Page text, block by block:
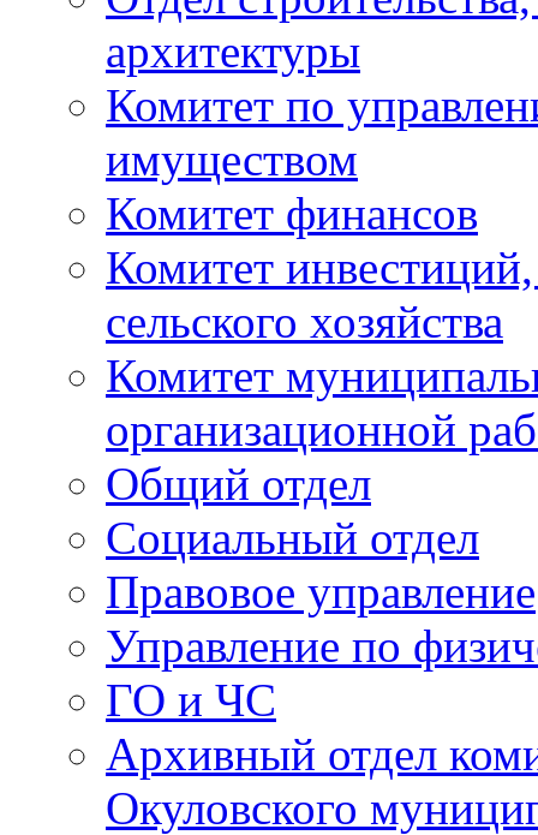
архитектуры
Комитет по
имуществом
Комитет финансов
Комитет
сельского хозяйства
Комитет
организационной
Общий отдел
Социальный отдел
Правовое управление
Управление по
ГО и ЧС
Архивный отдел
Окуловского